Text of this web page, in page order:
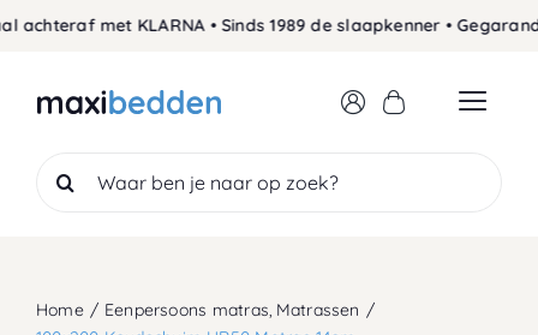
Skip
met KLARNA • Sinds 1989 de slaapkenner •
Search
for:
Home Eenpersoons matras Matrassen